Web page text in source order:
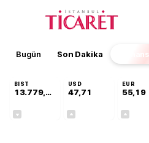
Bugün Son Dakika Finans
BIST
13.779,39
USD
47,71
EUR
55,19